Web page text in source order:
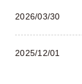
2026/03/30
2025/12/01